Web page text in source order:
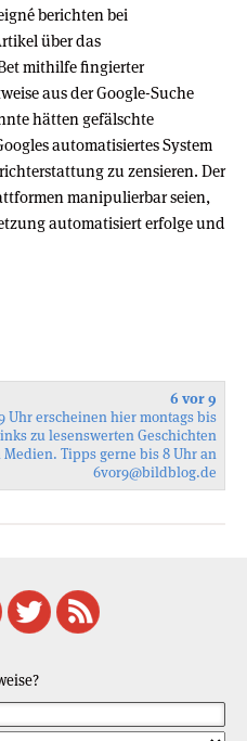
berichten bei
über das
mithilfe fingierter
aus der Google-Suche
hätten gefälschte
automatisiertes System
zu zensieren. Der
manipulierbar seien,
automatisiert erfolge und
6 vor 9
Uhr erscheinen hier montags bis
zu lesenswerten Geschichten
Tipps gerne bis 8 Uhr an
6vor9@bildblog.de